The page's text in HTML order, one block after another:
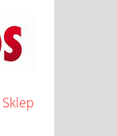
Sklep